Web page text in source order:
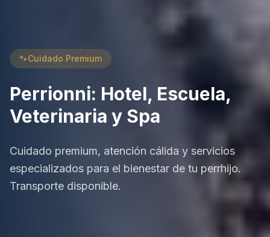
🐾Cuidado Premium
Perrionni: Hotel, Escuela,
Veterinaria y Spa
Cuidado premium, atención cálida y servicios
especializados para el bienestar de tu perrhijo.
Transporte disponible.